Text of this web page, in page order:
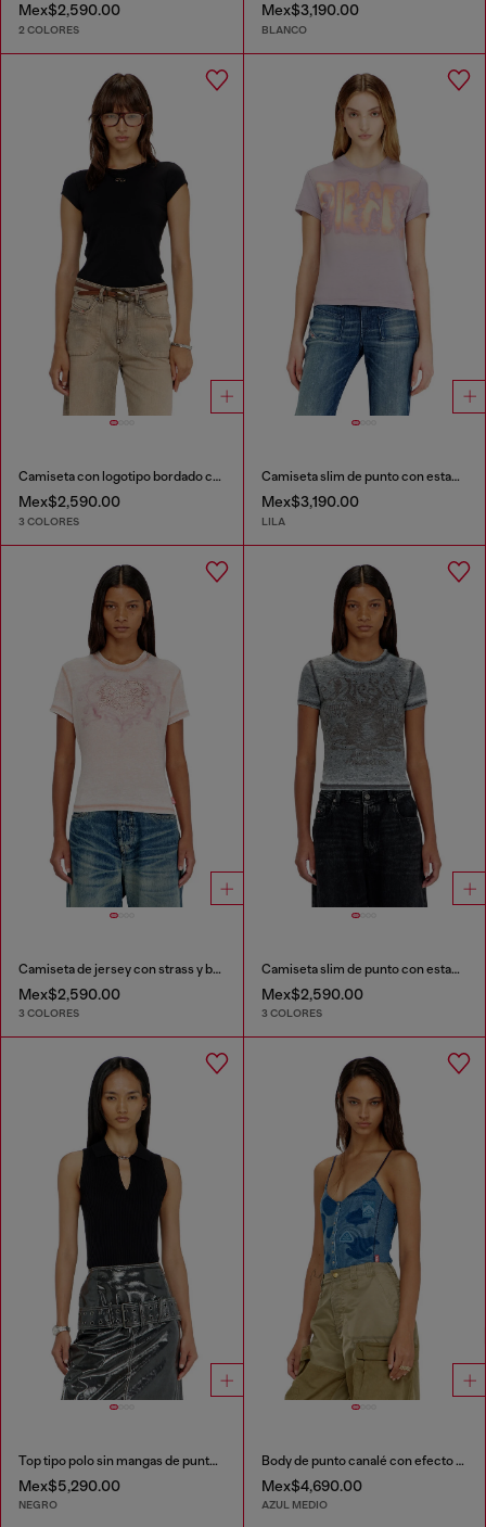
Mex$2,590.00
2 COLORES
Mex$3,190.00
BLANCO
Camiseta con logotipo bordado con abertura
Mex$2,590.00
3 COLORES
Camiseta slim de punto con estampado gráfico
Mex$3,190.00
LILA
Camiseta de jersey con strass y burnout effect
Mex$2,590.00
3 COLORES
Camiseta slim de punto con estampado y tachuelas
Mex$2,590.00
3 COLORES
Top tipo polo sin mangas de punto acanalado en mezcla de seda
Mex$5,290.00
NEGRO
Body de punto canalé con efecto shadow-patch
Mex$4,690.00
AZUL MEDIO